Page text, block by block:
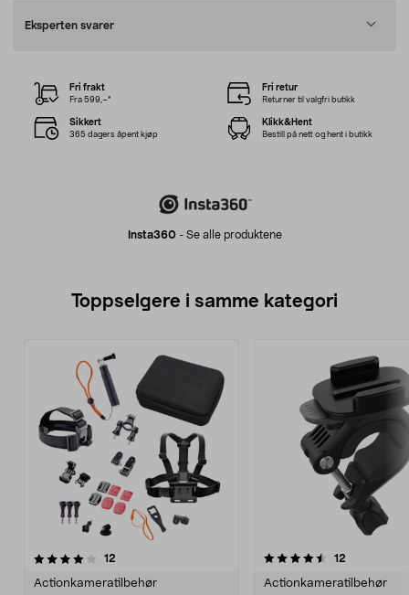
Eksperten svarer
Insta360- Se alle produktene
Fri frakt
Fra 599,–*
Fri retur
Returner til valgfri butikk
Sikkert
365 dagers åpent kjøp
Klikk&Hent
Bestill på nett og hent i butikk
Toppselgere i samme kategori
12
Actionkameratilbehør
4.5 av 5 stjerner 12
Actionkameratilbehør
4.5 av 5 stjerner